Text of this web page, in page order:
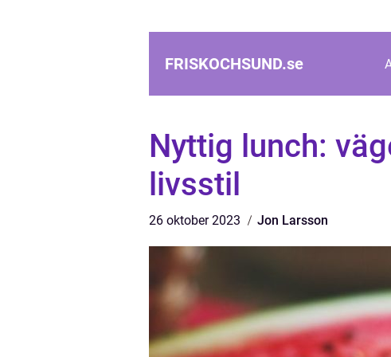
FRISKOCHSUND.se
Nyttig lunch:
livsstil
26 oktober 2023 Jon Larsson